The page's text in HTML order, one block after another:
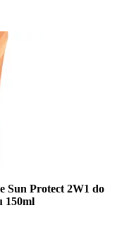
Sun Protect 2W1 do
150ml